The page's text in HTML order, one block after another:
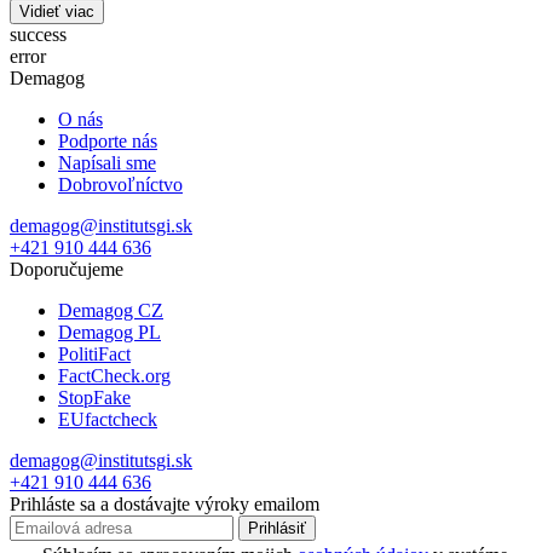
Vidieť viac
success
error
Demagog
O nás
Podporte nás
Napísali sme
Dobrovoľníctvo
demagog@institutsgi.sk
+421 910 444 636
Doporučujeme
Demagog CZ
Demagog PL
PolitiFact
FactCheck.org
StopFake
EUfactcheck
demagog@institutsgi.sk
+421 910 444 636
Prihláste sa a dostávajte výroky emailom
Prihlásiť